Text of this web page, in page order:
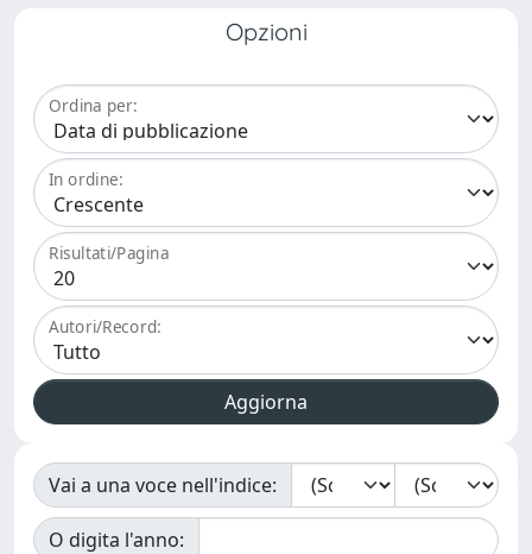
Opzioni
Ordina per:
In ordine:
Risultati/Pagina
Autori/Record:
Vai a una voce nell'indice:
O digita l'anno: